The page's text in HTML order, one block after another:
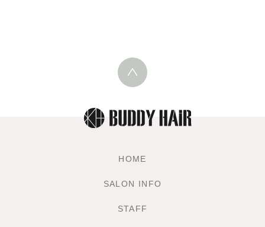
HOME
SALON INFO
STAFF